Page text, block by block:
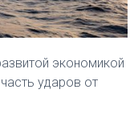
экономикой
ударов от